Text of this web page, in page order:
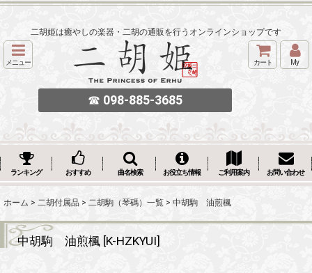
二胡姫は癒やしの楽器・二胡の通販を行うオンラインショップです
メニュー
☎ 098-885-3685
カート My
ランキング おすすめ 曲名検索 お役立ち情報 ご利用案内 お問い合わせ
ホーム > 二胡付属品 > 二胡駒（琴碼）一覧 > 中胡駒 油煎楓
中胡駒 油煎楓 [K-HZKYUI]